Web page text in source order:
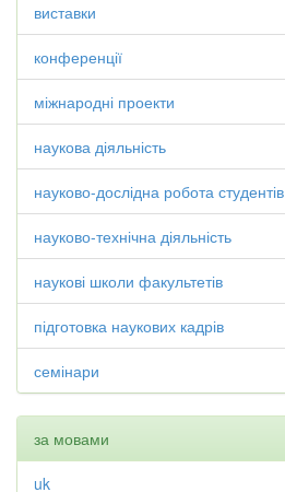
виставки
конференції
міжнародні проекти
наукова діяльність
науково-дослідна робота студентів
науково-технічна діяльність
наукові школи факультетів
підготовка наукових кадрів
семінари
за мовами
uk